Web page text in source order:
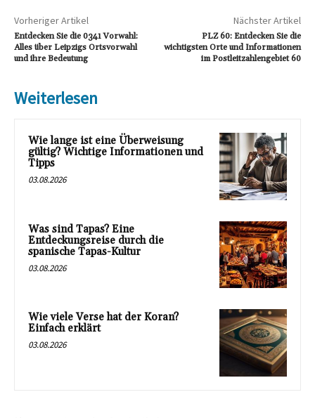
Vorheriger Artikel
Entdecken Sie die 0341 Vorwahl:
Alles über Leipzigs Ortsvorwahl
und ihre Bedeutung
Nächster Artikel
PLZ 60: Entdecken Sie die
wichtigsten Orte und Informationen
im Postleitzahlengebiet 60
Weiterlesen
Wie lange ist eine Überweisung
gültig? Wichtige Informationen und
Tipps
03.08.2026
Was sind Tapas? Eine
Entdeckungsreise durch die
spanische Tapas-Kultur
03.08.2026
Wie viele Verse hat der Koran?
Einfach erklärt
03.08.2026